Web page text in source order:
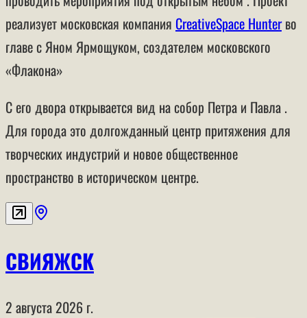
реализует московская компания CreativeSpace Hunterво
главе с Яном Ярмощуком, создателем московского
«Флакона»
С его двора открывается вид на собор Петра и Павла .
Для города это долгожданный центр притяжения для
творческих индустрий и новое общественное
пространство в историческом центре.
СВИЯЖСК
2 августа 2026 г.